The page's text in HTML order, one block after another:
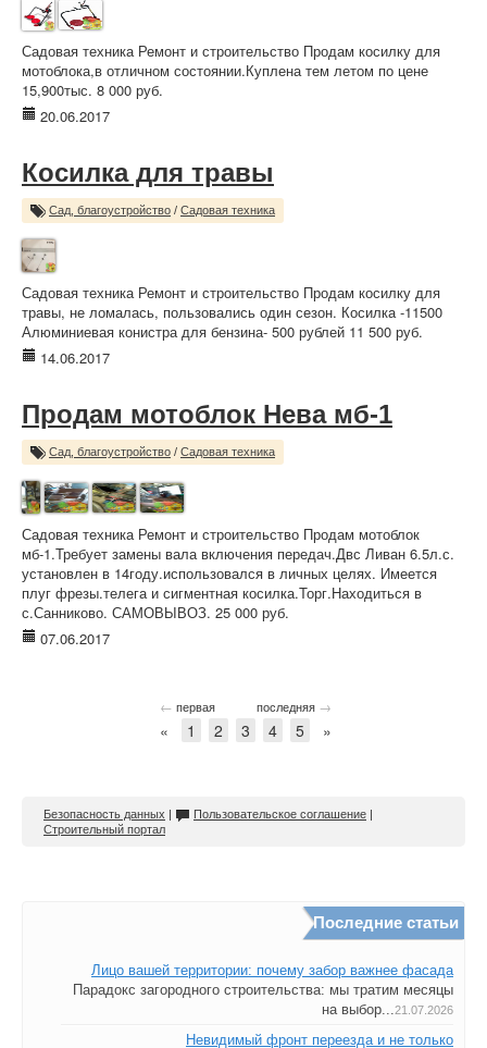
Садовая техника Ремонт и строительство Продам косилку для
мотоблока,в отличном состоянии.Куплена тем летом по цене
15,900тыс. 8 000 руб.
20.06.2017
Косилка для травы
Сад, благоустройство / Садовая техника
Садовая техника Ремонт и строительство Продам косилку для
травы, не ломалась, пользовались один сезон. Косилка -11500
Алюминиевая конистра для бензина- 500 рублей 11 500 руб.
14.06.2017
Продам мотоблок Нева мб-1
Сад, благоустройство / Садовая техника
Садовая техника Ремонт и строительство Продам мотоблок
мб-1.Требует замены вала включения передач.Двс Ливан 6.5л.с.
установлен в 14году.использовался в личных целях. Имеется
плуг фрезы.телега и сигментная косилка.Торг.Находиться в
с.Санниково. САМОВЫВОЗ. 25 000 руб.
07.06.2017
← первая последняя →
« 1 2 3 4 5 »
Безопасность данных | Пользовательское соглашение |
Строительный портал
Последние статьи
Лицо вашей территории: почему забор важнее фасада
Парадокс загородного строительства: мы тратим месяцы
на выбор...21.07.2026
Невидимый фронт переезда и не только